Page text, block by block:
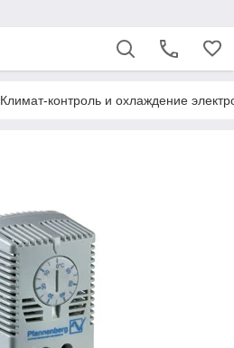
Климат-контроль и охлаждение